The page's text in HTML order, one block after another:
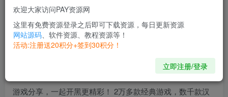
【官方介绍】：小鸡模拟器：最多街机掌机电玩游戏！新版
游戏分享，一起开黑更精彩！ 2万多款经典游戏，数千款汉
欢迎大家访问PAY资源网
这里有免费资源登录之后即可下载资源，每日更新资源
网站源码、软件资源、教程资源等！
活动:注册送20积分+签到30积分！
立即注册/登录